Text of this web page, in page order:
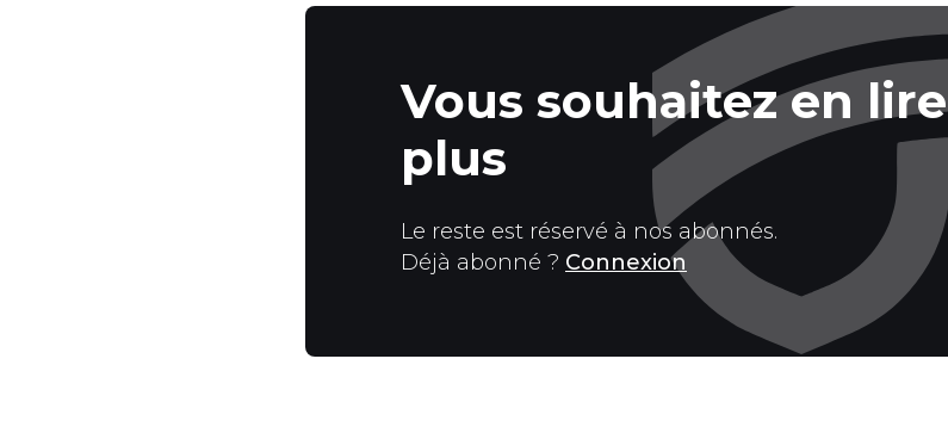
Vous souhaitez en lire
plus
Le reste est réservé à nos abonnés.
Déjà abonné ? Connexion